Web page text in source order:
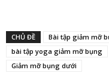
CHỦ ĐỀ Bài tập giảm mỡ
bài tập yoga giảm mỡ bụng
Giảm mỡ bụng dưới